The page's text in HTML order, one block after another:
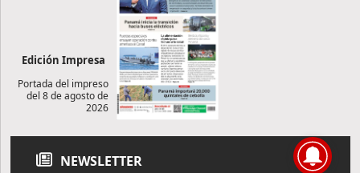
Edición Impresa
Portada del impreso
del 8 de agosto de
2026
NEWSLETTER